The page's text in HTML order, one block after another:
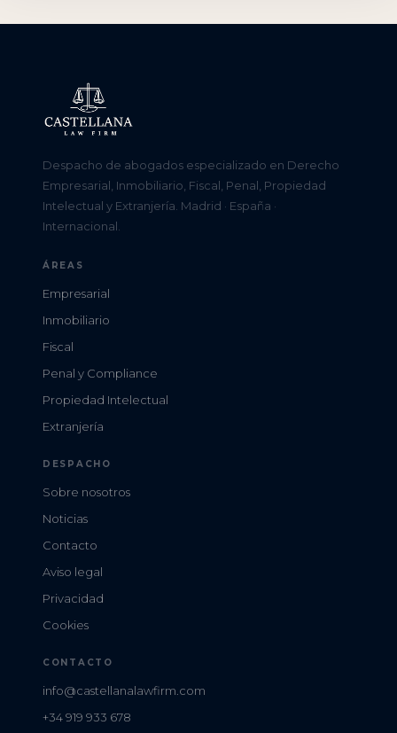
Despacho de abogados especializado en Derecho
Empresarial, Inmobiliario, Fiscal, Penal, Propiedad
Intelectual y Extranjería. Madrid · España ·
Internacional.
ÁREAS
Empresarial
Inmobiliario
Fiscal
Penal y Compliance
Propiedad Intelectual
Extranjería
DESPACHO
Sobre nosotros
Noticias
Contacto
Aviso legal
Privacidad
Cookies
CONTACTO
info@castellanalawfirm.com
+34 919 933 678